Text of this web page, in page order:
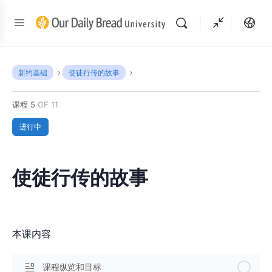
新约基础 使徒行传的故事
课程 5 OF 11
进行中
使徒行传的故事
本课内容
课程纵览和目标